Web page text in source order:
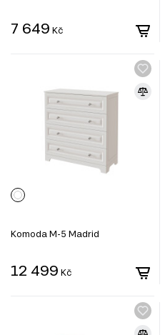
7 649 Kč
Komoda M-5 Madrid
12 499 Kč